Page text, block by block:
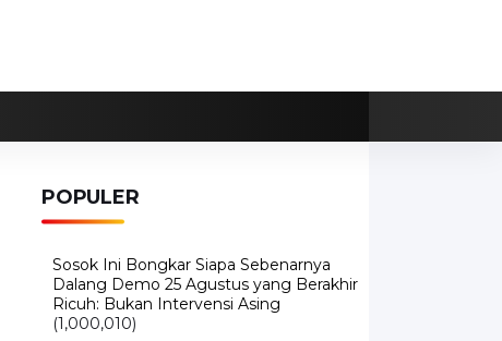
POPULER
Sosok Ini Bongkar Siapa Sebenarnya
Dalang Demo 25 Agustus yang Berakhir
Ricuh: Bukan Intervensi Asing
(1,000,010)